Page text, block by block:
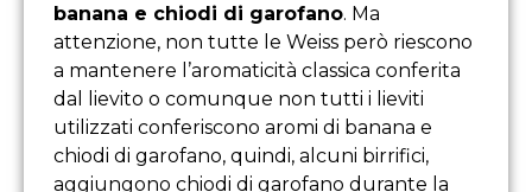
banana e chiodi di garofano. Ma
attenzione, non tutte le Weiss però riescono
a mantenere l’aromaticità classica conferita
dal lievito o comunque non tutti i lieviti
utilizzati conferiscono aromi di banana e
chiodi di garofano, quindi, alcuni birrifici,
aggiungono chiodi di garofano durante la